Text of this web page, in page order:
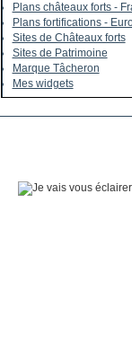
Plans châteaux forts -
Plans fortifications -
Sites de Châteaux forts
Sites de Patrimoine
Marque Tâcheron
Mes widgets